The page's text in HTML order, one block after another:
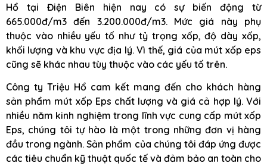
Hổ tại Điện Biên hiện nay có sự biến động từ
665.000đ/m3 đến 3.200.000đ/m3. Mức giá này phụ
thuộc vào nhiều yếu tố như tỷ trọng xốp, độ dày xốp,
khối lượng và khu vực địa lý. Vì thế, giá của mút xốp eps
cũng sẽ khác nhau tùy thuộc vào các yếu tố trên.
Công ty Triệu Hổ cam kết mang đến cho khách hàng
sản phẩm mút xốp Eps chất lượng và giá cả hợp lý. Với
nhiều năm kinh nghiệm trong lĩnh vực cung cấp mút xốp
Eps, chúng tôi tự hào là một trong những đơn vị hàng
đầu trong ngành. Sản phẩm của chúng tôi đáp ứng được
các tiêu chuẩn kỹ thuật quốc tế và đảm bảo an toàn cho